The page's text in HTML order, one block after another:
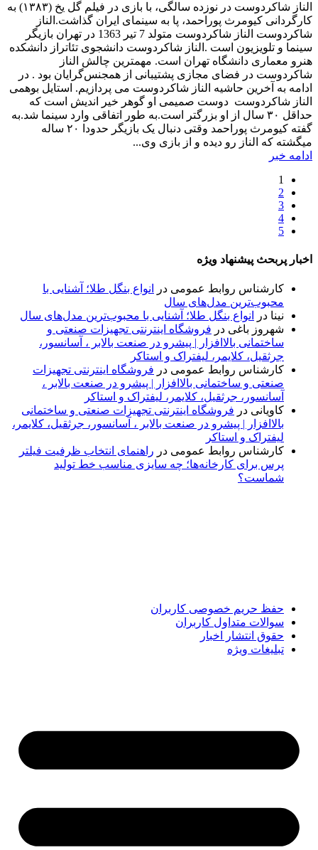
الناز شاکردوست در نوزده سالگی، با بازی در فیلم گل یخ (۱۳۸۳) به
کارگردانی کیومرث پوراحمد، پا به سینمای ایران گذاشت.الناز
شاکردوست الناز شاکردوست متولد 7 تیر 1363 در تهران بازیگر
سینما و تلویزیون است .الناز شاکردوست دانشجوی تئاتراز دانشکده
هنرو معماری دانشگاه تهران است. مهمترین چالش الناز
شاکردوست در فضای مجازی پشتیبانی از همجنس‌گرایان بود . در
ادامه به آخرین حاشیه الناز شاکردوست می پردازیم. استایل بوهمی
الناز شاکردوست دوست صمیمی او گوهر خیر اندیش است که
حداقل ۳۰ سال از او بزرگتر است.به طور اتفاقی وارد سینما شد.به
گفته کیومرث پوراحمد وقتی دنبال یک بازیگر حدودا ۲۰ ساله
میگشته که الناز رو دیده و از بازی وی...
ادامه خبر
1
2
3
4
5
اخبار پربحث پیشنهاد ویژه
کارشناس روابط عمومی در
انواع بنگل طلا؛ آشنایی با
محبوب‌ترین مدل‌های سال
نینا در
انواع بنگل طلا؛ آشنایی با محبوب‌ترین مدل‌های سال
شهروز باغی در فروشگاه اینترنتی تجهیزات صنعتی و
ساختمانی بالاافزار | پیشرو در صنعت بالابر ، آسانسور،
جرثقیل، کلایمر، لیفتراک و استاکر
کارشناس روابط عمومی در فروشگاه اینترنتی تجهیزات
صنعتی و ساختمانی بالاافزار | پیشرو در صنعت بالابر ،
آسانسور، جرثقیل، کلایمر، لیفتراک و استاکر
کاویانی در فروشگاه اینترنتی تجهیزات صنعتی و ساختمانی
بالاافزار | پیشرو در صنعت بالابر ، آسانسور، جرثقیل، کلایمر،
لیفتراک و استاکر
کارشناس روابط عمومی در راهنمای انتخاب ظرفیت فیلتر
پرس برای کارخانه‌ها؛ چه سایزی مناسب خط تولید
شماست؟
حفظ حریم خصوصی کاربران
سوالات متداول کاربران
حقوق انتشار اخبار
تبلیغات ویژه